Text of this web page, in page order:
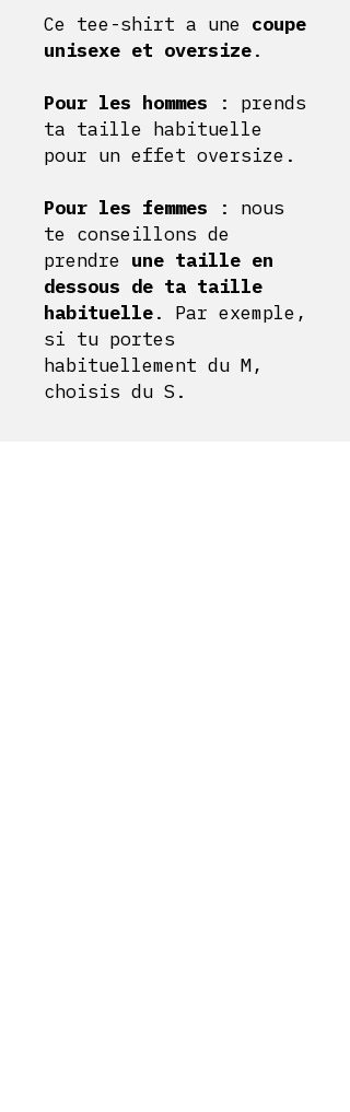
Ce tee-shirt a une coupe
unisexe et oversize.
Pour les hommes : prends
ta taille habituelle
pour un effet oversize.
Pour les femmes : nous
te conseillons de
prendre une taille en
dessous de ta taille
habituelle. Par exemple,
si tu portes
habituellement du M,
choisis du S.